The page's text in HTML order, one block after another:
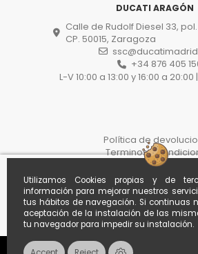
Utilizamos Cookies propias y de
información para mejorar nuestros
tus hábitos de navegación. Si continuas
aceptación de la instalación de las
tu navegador para impedir su instalación.
DUCATI ARAGÓN
Calle de Rudolf Diesel 33,
CP. 50015, Zaragoza
+34 876 405
L-V 10:00 a 13:00 y 16:00 a 20:00
Política de
Terminos y
Protección de datos
Proceso de
Politica de
Withdraw from the